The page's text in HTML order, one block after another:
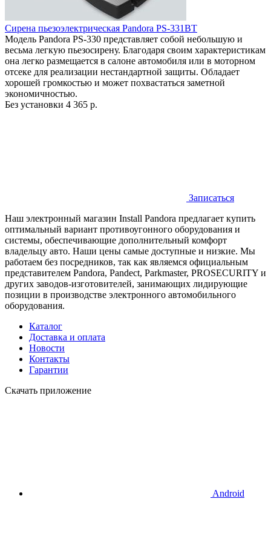
Сирена пьезоэлектрическая Pandora PS-331BT
Модель Pandora PS-330 представляет собой небольшую и
весьма легкую пьезосирену. Благодаря своим характеристикам
она легко размещается в салоне автомобиля или в моторном
отсеке для реализации нестандартной защиты. Обладает
хорошей громкостью и может похвастаться заметной
экономичностью.
Без установки 4 365 р.
Записаться
Наш электронный магазин Install Pandora предлагает купить
оптимальный вариант противоугонного оборудования и
системы, обеспечивающие дополнительный комфорт
владельцу авто. Наши цены самые доступные и низкие. Мы
работаем без посредников, так как являемся официальным
представителем Pandora, Pandect, Parkmaster, PROSECURITY и
других заводов-изготовителей, занимающих лидирующие
позиции в производстве электронного автомобильного
оборудования.
Каталог
Доставка и оплата
Новости
Контакты
Гарантии
Скачать приложение
Android